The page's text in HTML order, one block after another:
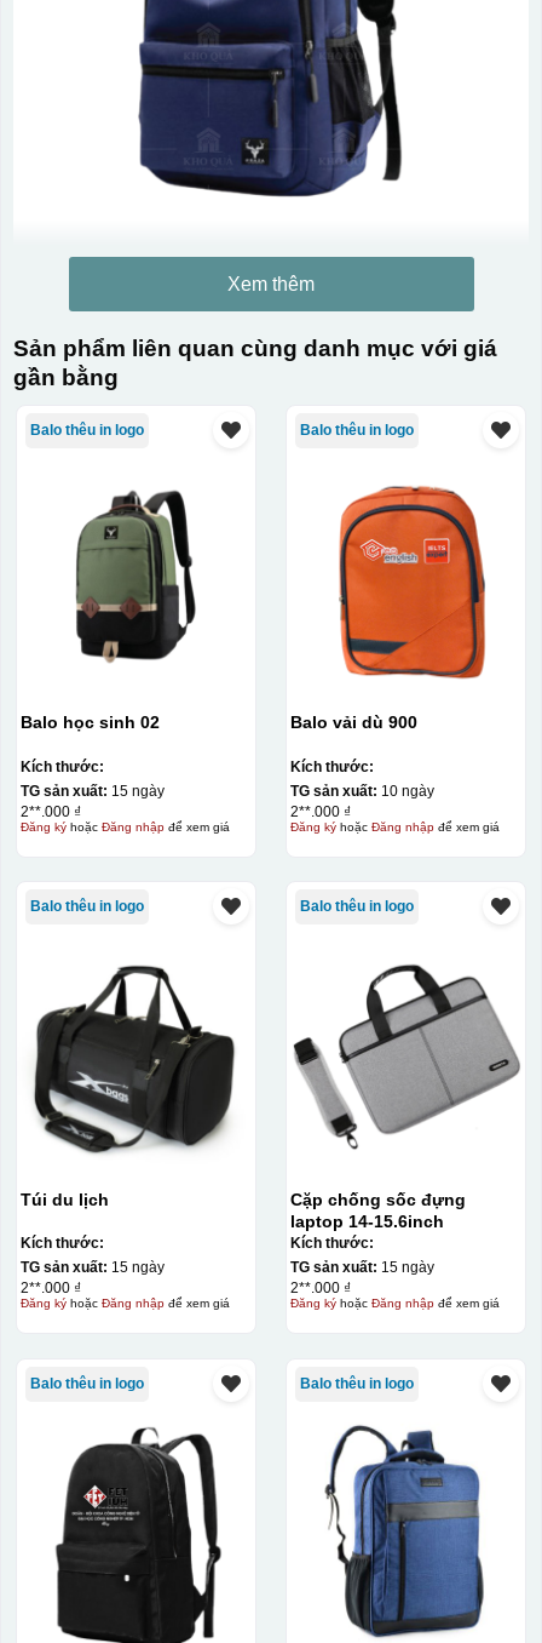
Xem thêm
Sản phẩm liên quan cùng danh mục với giá
gần bằng
Balo thêu in logo
Balo học sinh 02
Kích thước:
TG sản xuất: 15 ngày
2**.000 ₫
Đăng kýhoặc Đăng nhậpđể xem giá
Balo thêu in logo
Balo vải dù 900
Kích thước:
TG sản xuất: 10 ngày
2**.000 ₫
Đăng kýhoặc Đăng nhậpđể xem giá
Balo thêu in logo
Túi du lịch
Kích thước:
TG sản xuất: 15 ngày
2**.000 ₫
Đăng kýhoặc Đăng nhậpđể xem giá
Balo thêu in logo
Cặp chống sốc đựng
laptop 14-15.6inch
Kích thước:
TG sản xuất: 15 ngày
2**.000 ₫
Đăng kýhoặc Đăng nhậpđể xem giá
Balo thêu in logo Balo thêu in logo